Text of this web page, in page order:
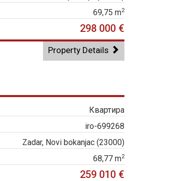
69,75 m2
298 000 €
Property Details
Квартира
iro-699268
Zadar, Novi bokanjac (23000)
68,77 m2
259 010 €